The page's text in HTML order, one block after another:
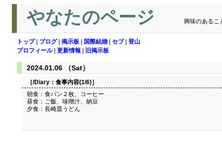
やなたのページ 興味のあるこ
トップ| ブログ| 掲示板 国際結婚 セブ| 登山
プロフィール| 更新情報 旧掲示板
2024.01.06 （Sat）
［/Diary： 食事内容(1/6)］
朝食：食パン２枚、コーヒー
昼食：ご飯、味噌汁、納豆
夕食：長崎皿うどん